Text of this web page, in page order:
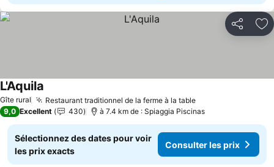
Partager
Gîte rural Restaurant traditionnel de la ferme à la table
L'Aquila
9,0 Excellent 430 à 7.4 km de : Spiaggia Piscinas
Sélectionnez des dates pour voir
les prix exacts
Consulter les prix